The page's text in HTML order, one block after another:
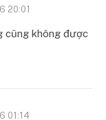
20:01
cũng không được
01:14